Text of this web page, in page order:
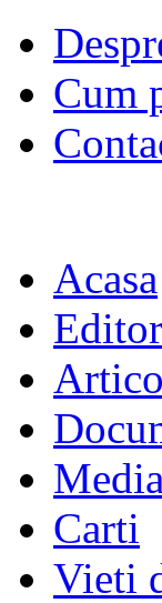
Cum
Acasa
Media
Carti
Vieti